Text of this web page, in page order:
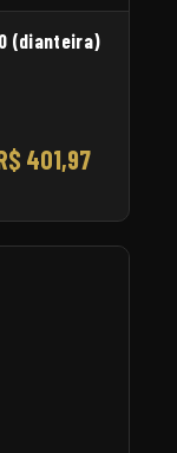
(dianteira)
401,97